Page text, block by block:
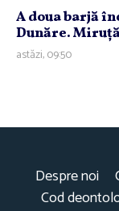
A doua barjă
Dunăre.
astăzi, 09:50
Despre noi
Cod